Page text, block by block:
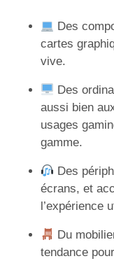
Des
cartes
vive.
Des
aussi bien
usages
gamme.
Des
écrans, et
l’expérience
Du
tendance